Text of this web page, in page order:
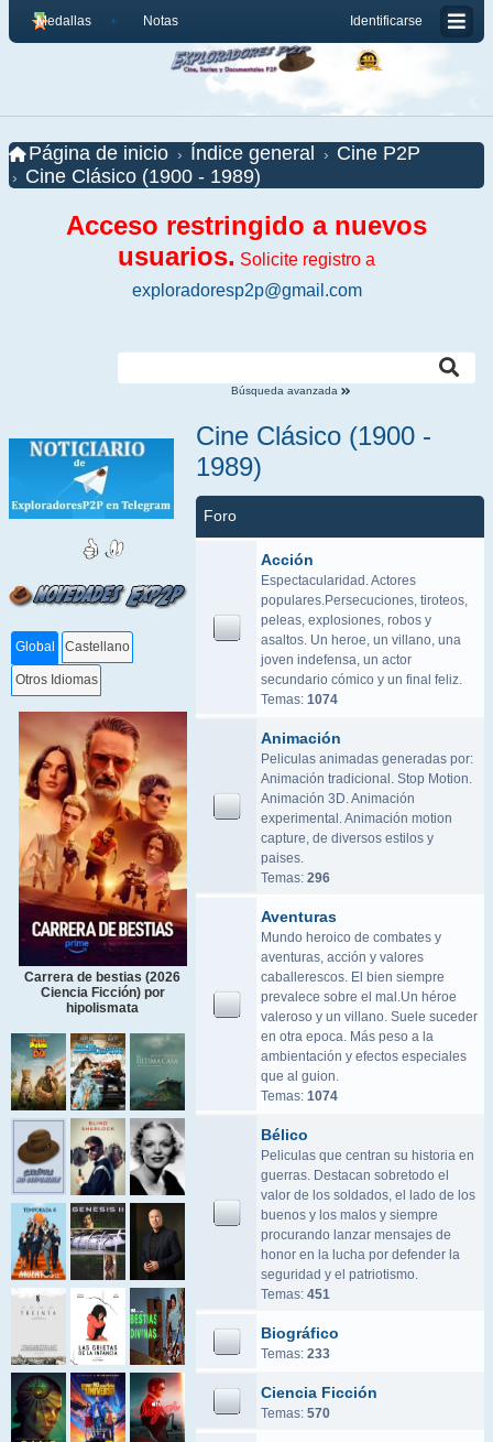
Identificarse
Medallas Notas
Página de inicio Índice general
Cine P2P
Cine Clásico (1900 - 1989)
Acceso restringido a nuevos
usuarios. Solicite registro a
exploradoresp2p@gmail.com
Búsqueda avanzada
Global Castellano
Otros Idiomas
Carrera de bestias (2026
Ciencia Ficción) por
hipolismata
Cine Clásico (1900 -
1989)
Foro
Acción
Espectacularidad. Actores
populares.Persecuciones, tiroteos,
peleas, explosiones, robos y
asaltos. Un heroe, un villano, una
joven indefensa, un actor
secundario cómico y un final feliz.
Temas: 1074
Animación
Peliculas animadas generadas por:
Animación tradicional. Stop Motion.
Animación 3D. Animación
experimental. Animación motion
capture, de diversos estilos y
paises.
Temas: 296
Aventuras
Mundo heroico de combates y
aventuras, acción y valores
caballerescos. El bien siempre
prevalece sobre el mal.Un héroe
valeroso y un villano. Suele suceder
en otra epoca. Más peso a la
ambientación y efectos especiales
que al guion.
Temas: 1074
Bélico
Peliculas que centran su historia en
guerras. Destacan sobretodo el
valor de los soldados, el lado de los
buenos y los malos y siempre
procurando lanzar mensajes de
honor en la lucha por defender la
seguridad y el patriotismo.
Temas: 451
Biográfico
Temas: 233
Ciencia Ficción
Temas: 570